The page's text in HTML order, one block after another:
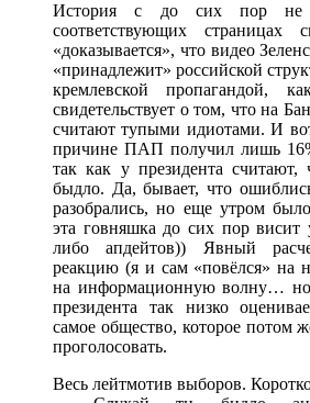
История с до сих пор не
соответствующих страницах
«доказывается», что видео
«принадлежит» российской
кремлевской пропагандой,
свидетельствует о том, что на
считают тупыми идиотами. И
причине ПАП получил лишь
так как у президента
быдло. Да, бывает, что
разобрались, но еще утром
эта говняшка до сих пор висит
либо апдейтов)) Явный
реакцию (я и сам «повёлся» на
на информационную волну…
президента так низко
самое общество, которое потом
проголосовать.
Весь лейтмотив выборов.